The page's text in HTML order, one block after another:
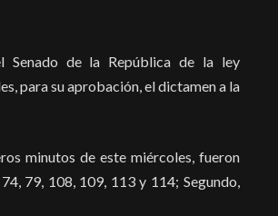
Senado de la República de la ley
para su aprobación, el dictamen a la
minutos de este miércoles, fueron
79, 108, 109, 113 y 114; Segundo,